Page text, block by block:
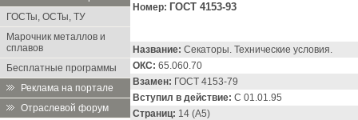
ГОСТы, ОСТы, ТУ
Марочник металлов и
сплавов
Бесплатные программы
Реклама на портале
Отраслевой форум
Номер: ГОСТ 4153-93
Название: Секаторы. Технические условия.
ОКС: 65.060.70
Взамен: ГОСТ 4153-79
Вступил в действие: С 01.01.95
Страниц: 14 (А5)